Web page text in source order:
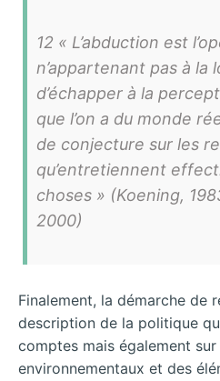
12 « L’abduction est
n’appartenant pas à la
d’échapper à la
que l’on a du monde
de conjecture sur les
qu’entretiennent
choses » (Koening,
2000)
Finalement, la démarche de
description de la politique
comptes mais également
environnementaux et des